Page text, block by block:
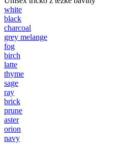
white
black
charcoal
grey melange
fog
birch
latte
thyme
sage
ray
brick
prune
aster
orion
navy